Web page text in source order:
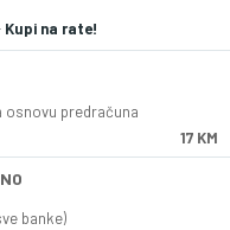
Kupi na rate!
osnovu predračuna
17 KM
banke)